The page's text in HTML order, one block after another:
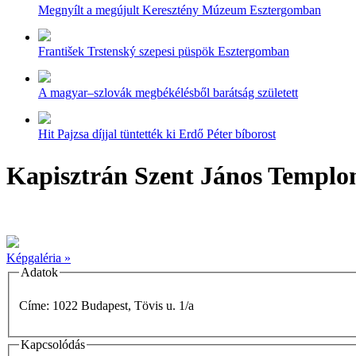
Megnyílt a megújult Keresztény Múzeum Esztergomban
František Trstenský szepesi püspök Esztergomban
A magyar–szlovák megbékélésből barátság született
Hit Pajzsa díjjal tüntették ki Erdő Péter bíborost
Kapisztrán Szent János
Képgaléria »
Adatok
Címe: 1022 Budapest, Tövis u. 1/a
Kapcsolódás